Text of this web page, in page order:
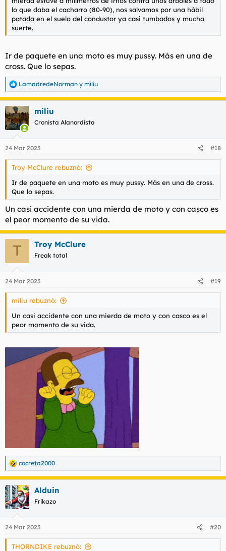
lo que daba el cacharro (80-90), nos salvamos por una hábil
patada en el suelo del condustor ya casi tumbados y mucha
suerte.
Ir de paquete en una moto es muy pussy. Más en una de
cross. Que lo sepas.
R
e
a
c
c
i
e
s
LamadredeNorman y miliu
miliu
Cronista Alanordista
24 Mar 2023 #18
Troy McClure rebuznó:
Ir de paquete en una moto es muy pussy. Más en una de cross.
Que lo sepas.
Un casi accidente con una mierda de moto y con casco es
el peor momento de su vida.
T Troy McClure
Freak total
24 Mar 2023 #19
miliu rebuznó:
Un casi accidente con una mierda de moto y con casco es el
peor momento de su vida.
R
e
a
c
c
i
e
s
cocreta2000
Alduin
Frikazo
24 Mar 2023 #20
THORNDIKE rebuznó: